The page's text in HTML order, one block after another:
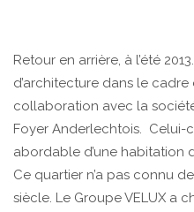
Retour en arrière, à l’été 2013.
d’architecture dans le
collaboration avec la
Foyer Anderlechtois. Celui-
abordable d’une habitation
Ce quartier n’a pas connu
siècle. Le Groupe VELUX a